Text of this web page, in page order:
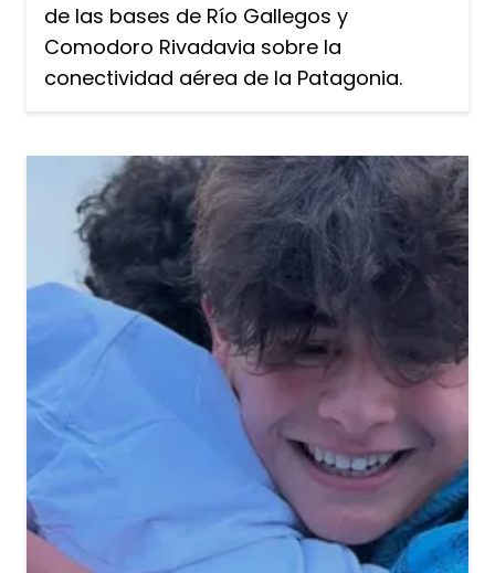
de las bases de Río Gallegos y
Comodoro Rivadavia sobre la
conectividad aérea de la Patagonia.